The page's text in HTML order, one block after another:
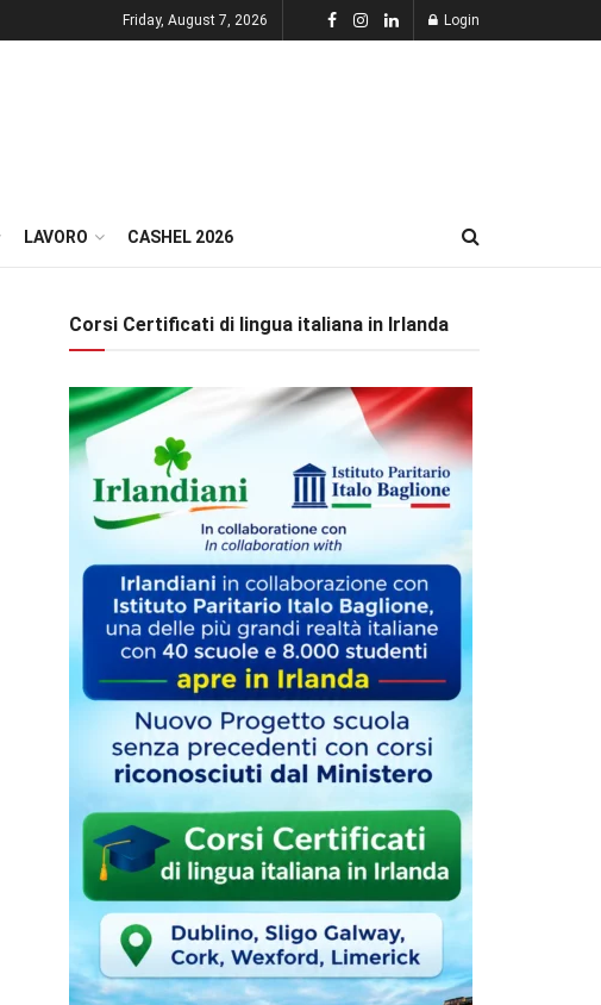
Friday, August 7, 2026 Login
LAVORO CASHEL 2026
Corsi Certificati di lingua italiana in Irlanda